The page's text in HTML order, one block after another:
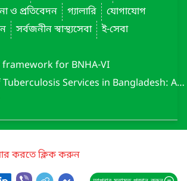
ও প্রতিবেদন গ্যালারি
যোগাযোগ
সর্বজনীন স্বাস্থ্যসেবা
ই-সেবা
for BNHA-VI
Contracting of Tuberculosis Services in Bangladesh: Assessment Report (May 2022)
করতে ক্লিক করুন